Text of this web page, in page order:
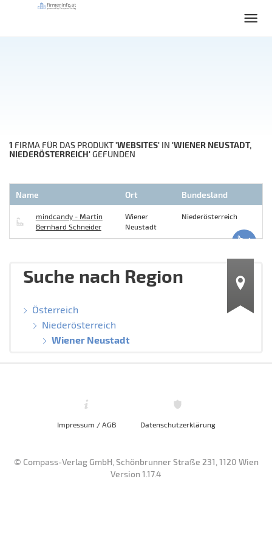
1 FIRMA FÜR DAS PRODUKT'WEBSITES' IN 'WIENER NEUSTADT,
NIEDERÖSTERREICH'GEFUNDEN
Name Ort Bundesland
mindcandy - Martin
Bernhard Schneider
Wiener
Neustadt
Niederösterreich
Suche nach Region
Österreich
Niederösterreich
Wiener Neustadt
Impressum / AGB Datenschutzerklärung
© Compass-Verlag GmbH, Schönbrunner Straße 231, 1120 Wien
Version 1.17.4